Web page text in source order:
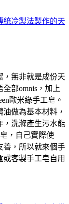
統冷製法製作的天
，無非就是成份天
部omnis，加上
歐米綠手工皂。
做為基本材料，
，洗滌產生污水能
，自己實際使
善，所以就來個手
客製手工皂自用